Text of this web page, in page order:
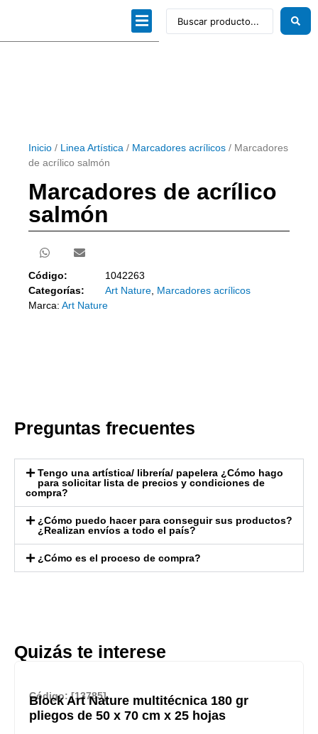
Inicio / Linea Artística / Marcadores acrílicos / Marcadores
de acrílico salmón
Marcadores de acrílico
salmón
Código:
1042263
Categorías:
Art Nature Marcadores acrílicos
Marca: Art Nature
Preguntas frecuentes
Tengo una artística/ librería/ papelera ¿Cómo hago
para solicitar lista de precios y condiciones de
compra?
¿Cómo puedo hacer para conseguir sus productos?
¿Realizan envíos a todo el país?
¿Cómo es el proceso de compra?
Quizás te interese
Código: [13785]
Block Art Nature multitécnica 180 gr
pliegos de 50 x 70 cm x 25 hojas